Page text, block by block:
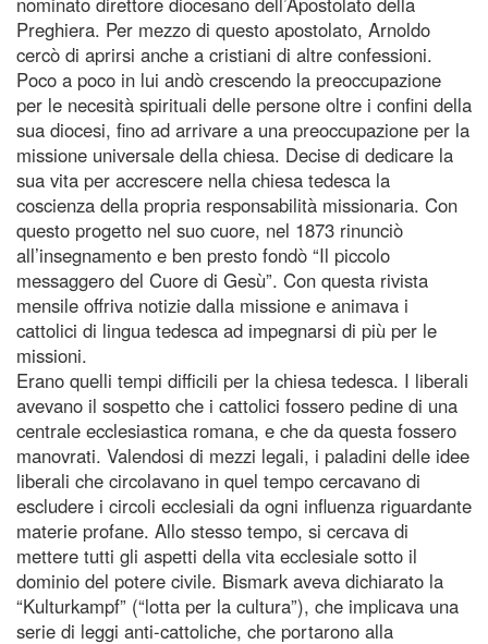
Preghiera. Per mezzo di questo apostolato, Arnoldo
cercò di aprirsi anche a cristiani di altre confessioni.
Poco a poco in lui andò crescendo la preoccupazione
per le necesità spirituali delle persone oltre i confini della
sua diocesi, fino ad arrivare a una preoccupazione per la
missione universale della chiesa. Decise di dedicare la
sua vita per accrescere nella chiesa tedesca la
coscienza della propria responsabilità missionaria. Con
questo progetto nel suo cuore, nel 1873 rinunciò
all’insegnamento e ben presto fondò “Il piccolo
messaggero del Cuore di Gesù”. Con questa rivista
mensile offriva notizie dalla missione e animava i
cattolici di lingua tedesca ad impegnarsi di più per le
missioni.
Erano quelli tempi difficili per la chiesa tedesca. I liberali
avevano il sospetto che i cattolici fossero pedine di una
centrale ecclesiastica romana, e che da questa fossero
manovrati. Valendosi di mezzi legali, i paladini delle idee
liberali che circolavano in quel tempo cercavano di
escludere i circoli ecclesiali da ogni influenza riguardante
materie profane. Allo stesso tempo, si cercava di
mettere tutti gli aspetti della vita ecclesiale sotto il
dominio del potere civile. Bismark aveva dichiarato la
“Kulturkampf” (“lotta per la cultura”), che implicava una
serie di leggi anti-cattoliche, che portarono alla